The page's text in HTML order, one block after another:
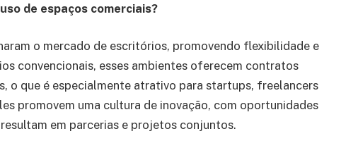
de espaços comerciais?
o mercado de escritórios, promovendo flexibilidade e
convencionais, esses ambientes oferecem contratos
o que é especialmente atrativo para startups, freelancers
promovem uma cultura de inovação, com oportunidades
em parcerias e projetos conjuntos.